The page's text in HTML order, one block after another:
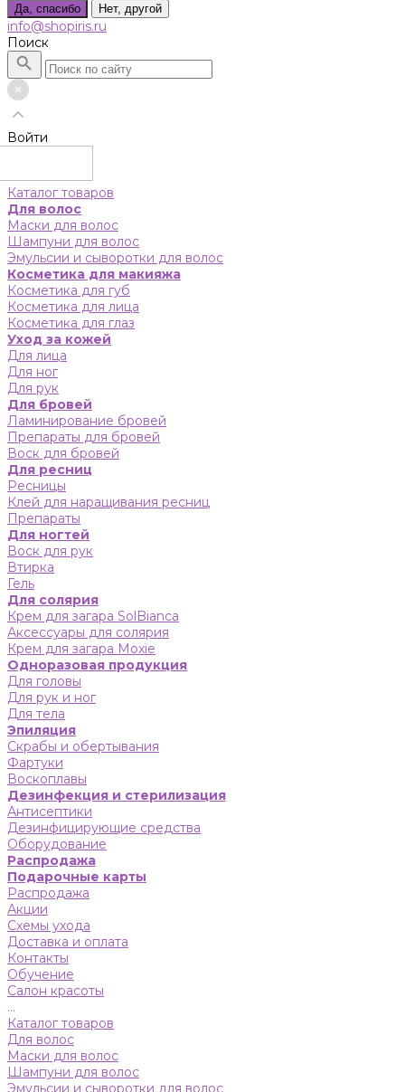
Да, спасибо Нет, другой
info@shopiris.ru
Поиск
Войти
Каталог товаров
Для волос
Маски для волос
Шампуни для волос
Эмульсии и сыворотки для волос
Косметика для макияжа
Косметика для губ
Косметика для лица
Косметика для глаз
Уход за кожей
Для лица
Для ног
Для рук
Для бровей
Ламинирование бровей
Препараты для бровей
Воск для бровей
Для ресниц
Ресницы
Клей для наращивания ресниц
Препараты
Для ногтей
Воск для рук
Втирка
Гель
Для солярия
Крем для загара SolBianca
Аксессуары для солярия
Крем для загара Moxie
Одноразовая продукция
Для головы
Для рук и ног
Для тела
Эпиляция
Скрабы и обертывания
Фартуки
Воскоплавы
Дезинфекция и стерилизация
Антисептики
Дезинфицирующие средства
Оборудование
Распродажа
Подарочные карты
Распродажа
Акции
Схемы ухода
Доставка и оплата
Контакты
Обучение
Салон красоты
...
Каталог товаров
Для волос
Маски для волос
Шампуни для волос
Эмульсии и сыворотки для волос